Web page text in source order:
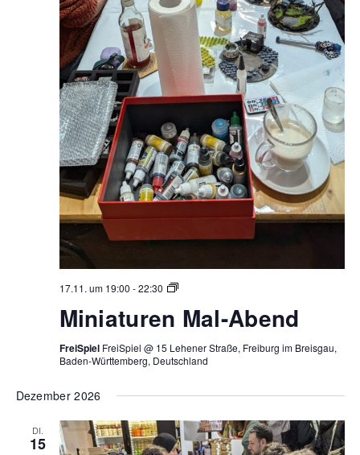
17.11. um 19:00 -22:30
Miniaturen
Abend
Miniaturen Mal-Abend
FreiSpiel FreiSpiel @ 15 Lehener Straße, Freiburg im Breisgau,
Baden-Württemberg, Deutschland
Dezember 2026
DI.
15